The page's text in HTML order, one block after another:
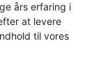
års erfaring i
at levere
til vores